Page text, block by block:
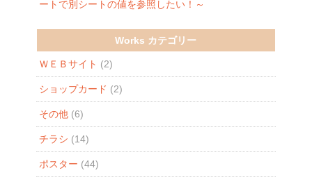
ートで別シートの値を参照したい！～
Works カテゴリー
ＷＥＢサイト (2)
ショップカード (2)
その他(6)
チラシ (14)
ポスター (44)